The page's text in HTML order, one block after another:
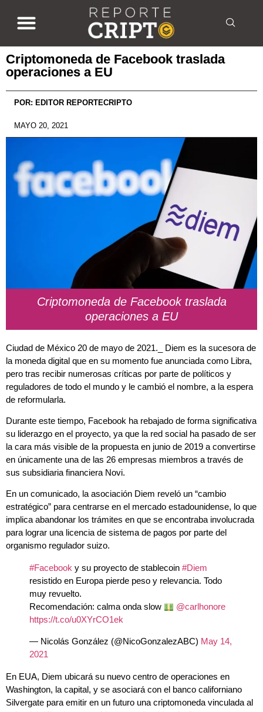
Criptomoneda de Facebook traslada
operaciones a EU
POR: EDITOR REPORTECRIPTO
MAYO 20, 2021
Criptomoneda de Facebook traslada
operaciones a EU
Ciudad de México 20 de mayo de 2021._ Diem es la sucesora de
la moneda digital que en su momento fue anunciada como Libra,
pero tras recibir numerosas críticas por parte de políticos y
reguladores de todo el mundo y le cambió el nombre, a la espera
de reformularla.
Durante este tiempo, Facebook ha rebajado de forma significativa
su liderazgo en el proyecto, ya que la red social ha pasado de ser
la cara más visible de la propuesta en junio de 2019 a convertirse
en únicamente una de las 26 empresas miembros a través de
sus subsidiaria financiera Novi.
En un comunicado, la asociación Diem reveló un “cambio
estratégico” para centrarse en el mercado estadounidense, lo que
implica abandonar los trámites en que se encontraba involucrada
para lograr una licencia de sistema de pagos por parte del
organismo regulador suizo.
#Facebook y su proyecto de stablecoin #Diem
resistido en Europa pierde peso y relevancia. Todo
muy revuelto.
Recomendación: calma onda slow
@carlhonore
https://t.co/u0XYrCO1ek
— Nicolás González (@NicoGonzalezABC) May 14,
2021
En EUA, Diem ubicará su nuevo centro de operaciones en
Washington, la capital, y se asociará con el banco californiano
Silvergate para emitir en un futuro una criptomoneda vinculada al